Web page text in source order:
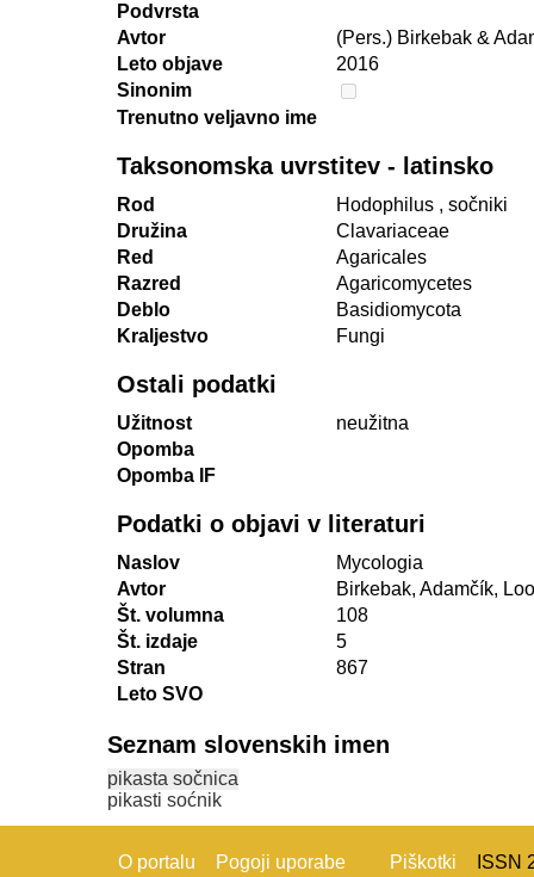
Podvrsta
Avtor
(Pers.) Birkebak &
Leto objave
2016
Sinonim
Trenutno veljavno ime
Taksonomska uvrstitev - latinsko
Rod Hodophilus , sočniki
Družina
Clavariaceae
Red
Agaricales
Razred
Agaricomycetes
Deblo
Basidiomycota
Kraljestvo
Fungi
Ostali podatki
Užitnost
neužitna
Opomba
Opomba IF
Podatki o objavi v literaturi
Naslov
Mycologia
Avtor
Birkebak, Adamčík,
Št. volumna
108
Št. izdaje
5
Stran
867
Leto SVO
Seznam slovenskih imen
pikasta sočnica
pikasti soćnik
O portalu Pogoji uporabe Piškotki ISSN